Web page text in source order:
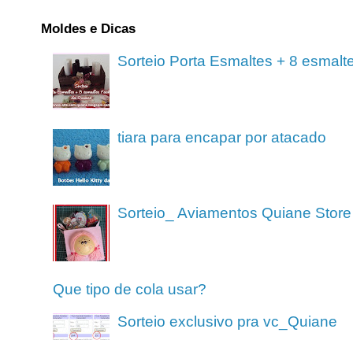
Moldes e Dicas
Sorteio Porta Esmaltes + 8
tiara para encapar por atacado
Sorteio_ Aviamentos Quiane Store
Que tipo de cola usar?
Sorteio exclusivo pra vc_Quiane